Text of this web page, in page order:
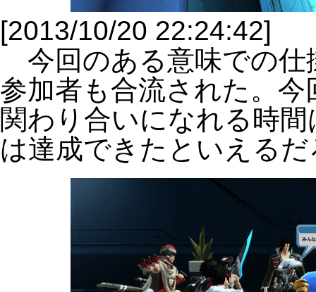
[2013/10/20 22:24:42]
今回のある意味での仕
参加者も合流された。
関わり合いになれる時
は達成できたといえる